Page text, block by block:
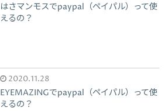
はさマンモスでpaypal（ペイパル）って使
えるの？
2020.11.28
EYEMAZINGでpaypal（ペイパル）って使
えるの？